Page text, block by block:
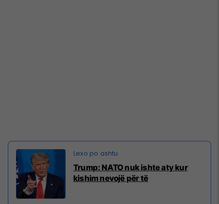
Trump: NATO nuk ishte aty kur
kishim nevojë për të